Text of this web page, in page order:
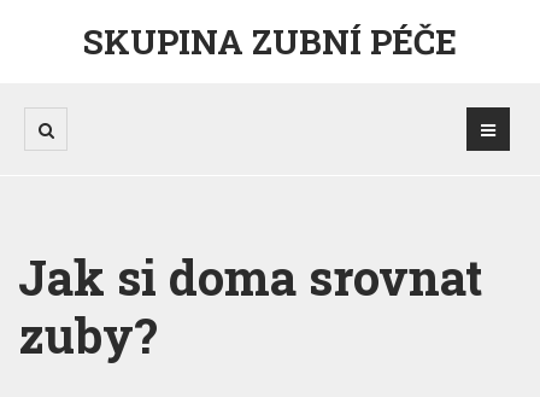
SKUPINA ZUBNÍ PÉČE
Jak si doma srovnat
zuby?